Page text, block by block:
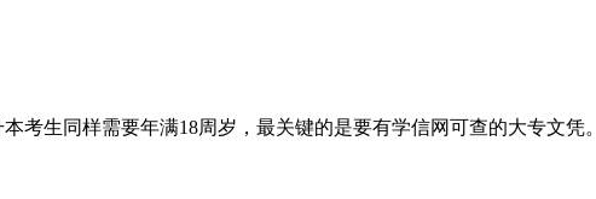
考生同样需要年满18周岁，最关键的是要有学信网可查的大专文